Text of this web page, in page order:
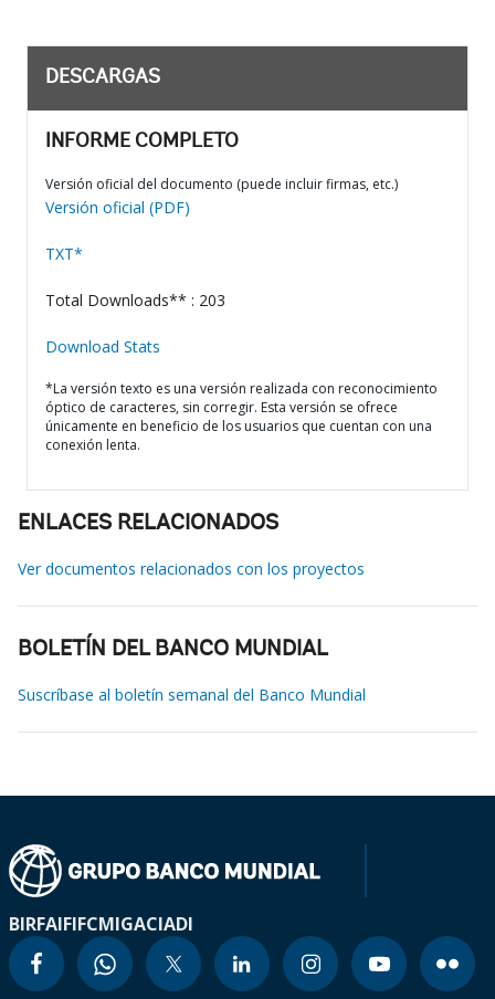
DESCARGAS
INFORME COMPLETO
Versión oficial del documento (puede incluir firmas, etc.)
Versión oficial (PDF)
TXT*
Total Downloads** : 203
Download Stats
*La versión texto es una versión realizada con reconocimiento
óptico de caracteres, sin corregir. Esta versión se ofrece
únicamente en beneficio de los usuarios que cuentan con una
conexión lenta.
ENLACES RELACIONADOS
Ver documentos relacionados con los proyectos
BOLETÍN DEL BANCO MUNDIAL
Suscríbase al boletín semanal del Banco Mundial
BIRFAIFIFCMIGACIADI